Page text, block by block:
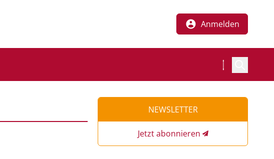
Anmelden
NEWSLETTER
Jetzt abonnieren